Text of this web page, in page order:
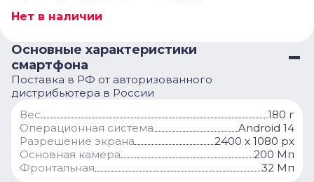
Нет в наличии
Основные характеристики
смартфона
Поставка в РФ от авторизованного
дистрибьютера в России
Вес
180 г
Операционная система
Android 14
Разрешение экрана
2400 x 1080 px
Основная камера
200 Мп
Фронтальная
32 Мп